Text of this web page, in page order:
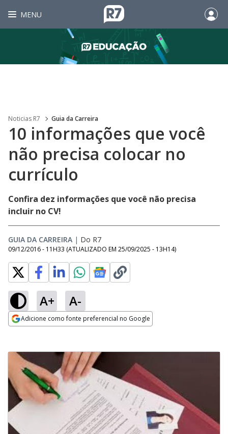
MENU
Noticias R7 Guia da Carreira
10 informações que você
não precisa colocar no
currículo
Confira dez informações que você não precisa
incluir no CV!
GUIA DA CARREIRA | Do R7
09/12/2016 - 11H33 (ATUALIZADO EM 25/09/2025 - 13H14)
A+ A-
Adicione como fonte preferencial no Google